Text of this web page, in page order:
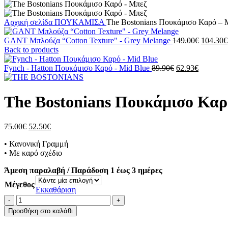
Αρχική σελίδα ΠΟΥΚΑΜΙΣΑ The Bostonians Πουκάμισο Καρό –
GANT Μπλούζα “Cotton Texture" - Grey Melange 149.00€ Original
104.30€
Back to products
Fynch - Hatton Πουκάμισο Καρό - Mid Blue 89.90€ Original
89.90€.
62.93€Η
είναι:
62.93€.
The Bostonians Πουκάμισο
75.00€ Original
was:
75.00€.
52.50€Η
τιμή
είναι:
• Κανονική Γραμμή
• Με καρό σχέδιο
Άμεση παραλαβή / Παράδοση 1 έως 3 ημέρες
Μέγεθος
Εκκαθάριση
The
Bostonians
Πουκάμισο
Προσθήκη στο καλάθι